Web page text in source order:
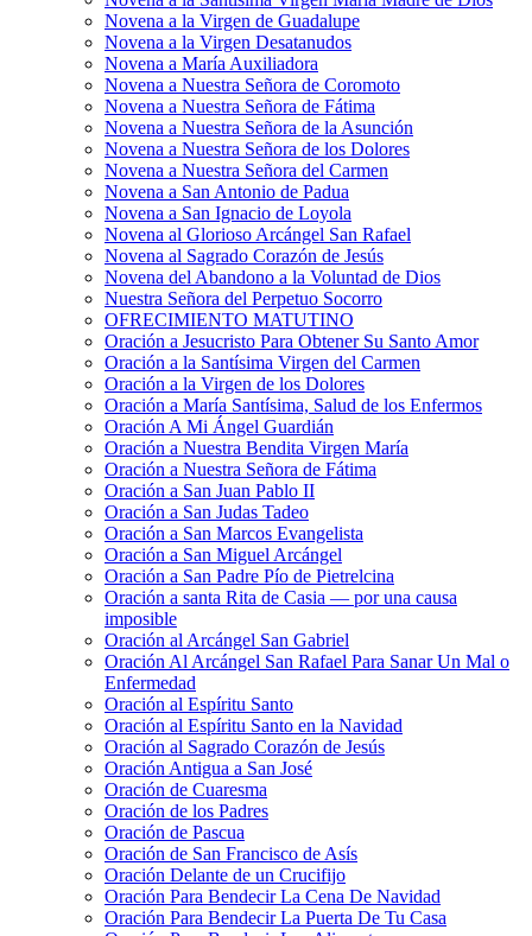
Novena a la Virgen de Guadalupe
Novena a la Virgen Desatanudos
Novena a María Auxiliadora
Novena a Nuestra Señora de Coromoto
Novena a Nuestra Señora de Fátima
Novena a Nuestra Señora de la Asunción
Novena a Nuestra Señora de los Dolores
Novena a Nuestra Señora del Carmen
Novena a San Antonio de Padua
Novena a San Ignacio de Loyola
Novena al Glorioso Arcángel San Rafael
Novena al Sagrado Corazón de Jesús
Novena del Abandono a la Voluntad de Dios
Nuestra Señora del Perpetuo Socorro
OFRECIMIENTO MATUTINO
Oración a Jesucristo Para Obtener Su Santo Amor
Oración a la Santísima Virgen del Carmen
Oración a la Virgen de los Dolores
Oración a María Santísima, Salud de los Enfermos
Oración A Mi Ángel Guardián
Oración a Nuestra Bendita Virgen María
Oración a Nuestra Señora de Fátima
Oración a San Juan Pablo II
Oración a San Judas Tadeo
Oración a San Marcos Evangelista
Oración a San Miguel Arcángel
Oración a San Padre Pío de Pietrelcina
Oración a santa Rita de Casia — por una causa
imposible
Oración al Arcángel San Gabriel
Oración Al Arcángel San Rafael Para Sanar Un Mal o
Enfermedad
Oración al Espíritu Santo
Oración al Espíritu Santo en la Navidad
Oración al Sagrado Corazón de Jesús
Oración Antigua a San José
Oración de Cuaresma
Oración de los Padres
Oración de Pascua
Oración de San Francisco de Asís
Oración Delante de un Crucifijo
Oración Para Bendecir La Cena De Navidad
Oración Para Bendecir La Puerta De Tu Casa